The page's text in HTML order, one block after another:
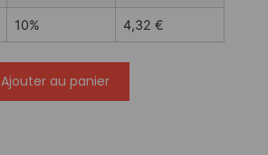
10% 4,32 €
Ajouter au panier